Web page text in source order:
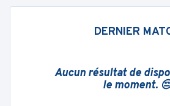
DERNIER
Aucun résultat de
le moment.